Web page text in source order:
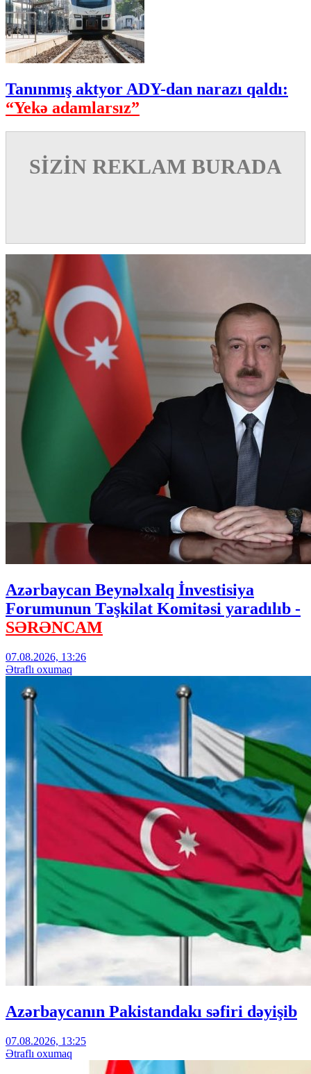
Tanınmış aktyor ADY-dan narazı qaldı:
“Yekə adamlarsız”
SİZİN REKLAM BURADA
Azərbaycan Beynəlxalq İnvestisiya
Forumunun Təşkilat Komitəsi yaradılıb -
SƏRƏNCAM
07.08.2026, 13:26
Ətraflı oxumaq
Azərbaycanın Pakistandakı səfiri dəyişib
07.08.2026, 13:25
Ətraflı oxumaq